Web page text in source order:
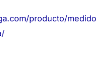
producto/medido